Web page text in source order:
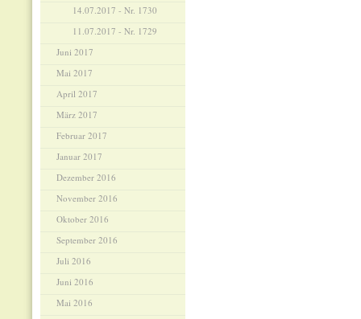
14.07.2017 - Nr. 1730
11.07.2017 - Nr. 1729
Juni 2017
Mai 2017
April 2017
März 2017
Februar 2017
Januar 2017
Dezember 2016
November 2016
Oktober 2016
September 2016
Juli 2016
Juni 2016
Mai 2016